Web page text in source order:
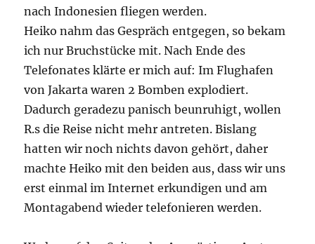
nach Indonesien fliegen werden.
Heiko nahm das Gespräch entgegen, so bekam
ich nur Bruchstücke mit. Nach Ende des
Telefonates klärte er mich auf: Im Flughafen
von Jakarta waren 2 Bomben explodiert.
Dadurch geradezu panisch beunruhigt, wollen
R.s die Reise nicht mehr antreten. Bislang
hatten wir noch nichts davon gehört, daher
machte Heiko mit den beiden aus, dass wir uns
erst einmal im Internet erkundigen und am
Montagabend wieder telefonieren werden.